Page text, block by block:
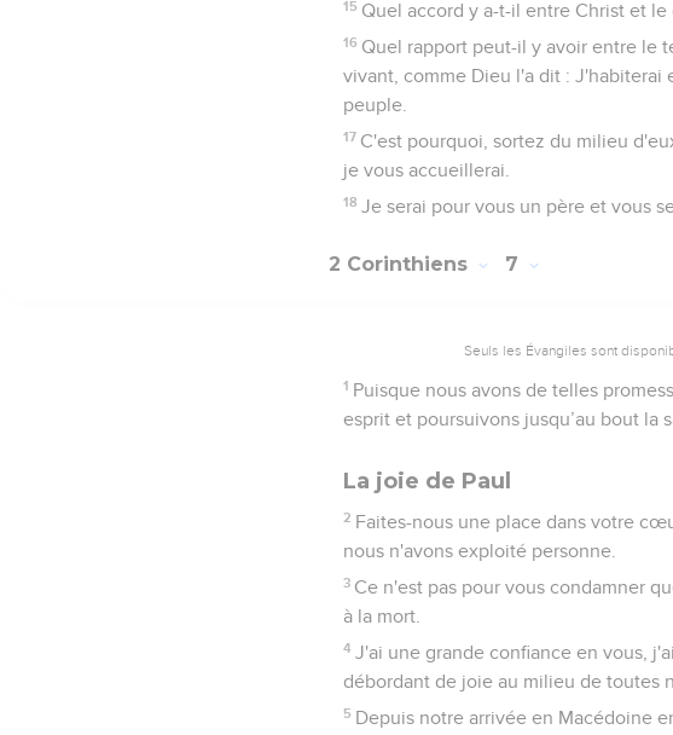
15 Quel accord y a-t-il entre Christ et
16 Quel rapport peut-il y avoir entre le
vivant, comme Dieu l'a dit : J'habiterai
peuple.
17 C'est pourquoi, sortez du milieu
je vous accueillerai.
18 Je serai pour vous un père et vous
2 Corinthiens 7
Seuls les Évangiles sont
1 Puisque nous avons de telles
esprit et poursuivons jusqu’au bout la
La joie de Paul
2 Faites-nous une place dans votre
nous n'avons exploité personne.
3 Ce n'est pas pour vous condamner
à la mort.
4 J'ai une grande confiance en vous,
débordant de joie au milieu de toutes
5 Depuis notre arrivée en Macédoine